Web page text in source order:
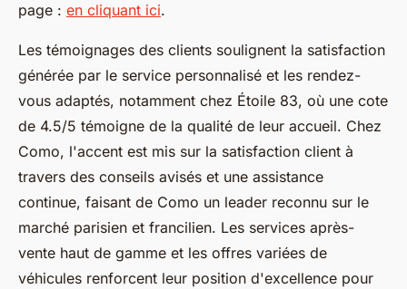
page : en cliquant ici.
Les témoignages des clients soulignent la satisfaction
générée par le service personnalisé et les rendez-
vous adaptés, notamment chez Étoile 83, où une cote
de 4.5/5 témoigne de la qualité de leur accueil. Chez
Como, l'accent est mis sur la satisfaction client à
travers des conseils avisés et une assistance
continue, faisant de Como un leader reconnu sur le
marché parisien et francilien. Les services après-
vente haut de gamme et les offres variées de
véhicules renforcent leur position d'excellence pour